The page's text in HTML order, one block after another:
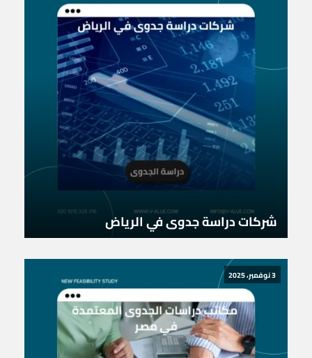
شركات دراسة جدوى في الرياض
3 نوفمبر، 2025